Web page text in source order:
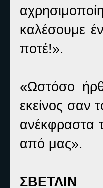
καλέσουμε
ποτέ!».
«Ωστόσο
εκείνος σαν
ανέκφραστα
από μας».
ΣΒΕΤΛΙΝ